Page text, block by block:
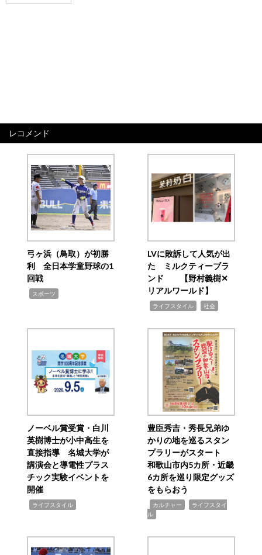
レコメンド
弓ヶ浜（鳥取）が初勝
利 全日本学童野球の1
回戦
スポーツ
LVに敗訴して人気が出
た ミルクティーブラ
ンド 【野村義樹✕
リアルワールド】
ライフスタイル 社会
ノーベル賞受賞・白川
英樹博士が小中高生を
直接指導 名城大学が
講演会と導電性プラス
チック実験イベントを
開催
ライフスタイル
豊臣秀吉・秀長兄弟ゆ
かりの地を巡るスタン
プラリーがスタート
和歌山市内5カ所・近畿
6カ所を巡り限定グッズ
をもらおう
カルチャー
ライフスタイ
ル